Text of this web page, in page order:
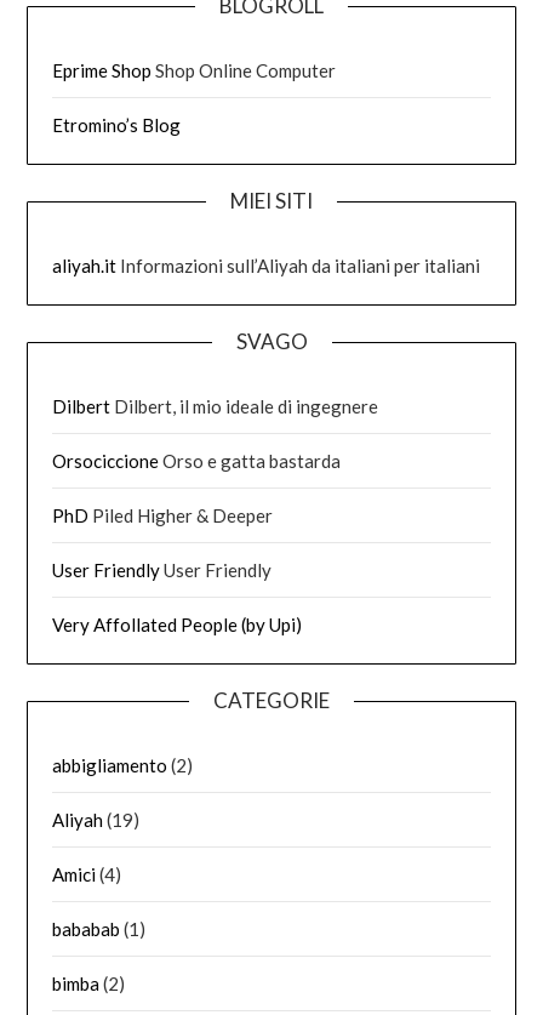
Eprime Shop Shop Online Computer
Etromino’s Blog
MIEI SITI
aliyah.it Informazioni sull’Aliyah da italiani per italiani
SVAGO
Dilbert Dilbert, il mio ideale di ingegnere
OrsociccioneOrso e gatta bastarda
PhD Piled Higher & Deeper
User FriendlyUser Friendly
Very Affollated People (by Upi)
CATEGORIE
abbigliamento (2)
Aliyah(19)
Amici(4)
bababab (1)
bimba(2)